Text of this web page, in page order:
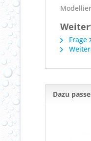
Frage
Dazu